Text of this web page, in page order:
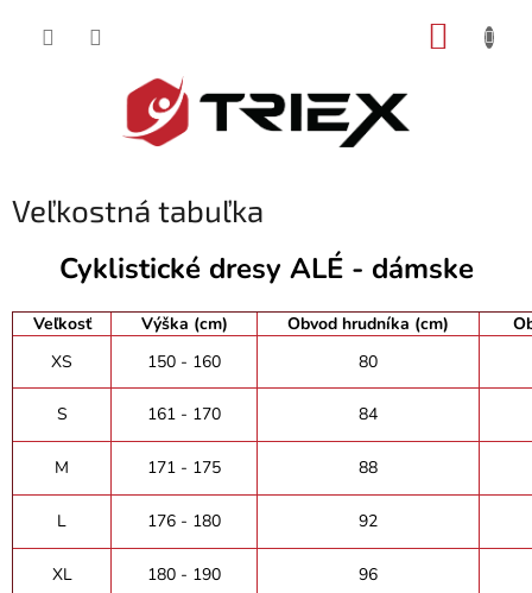
Veľkostná tabuľka
Cyklistické dresy ALÉ - dámske
Veľkosť Výška (cm) Obvod hrudníka (cm)
XS
150 - 160 80
S 161 - 170 84
M 171 - 175 88
L 176 - 180 92
XL 180 - 190 96